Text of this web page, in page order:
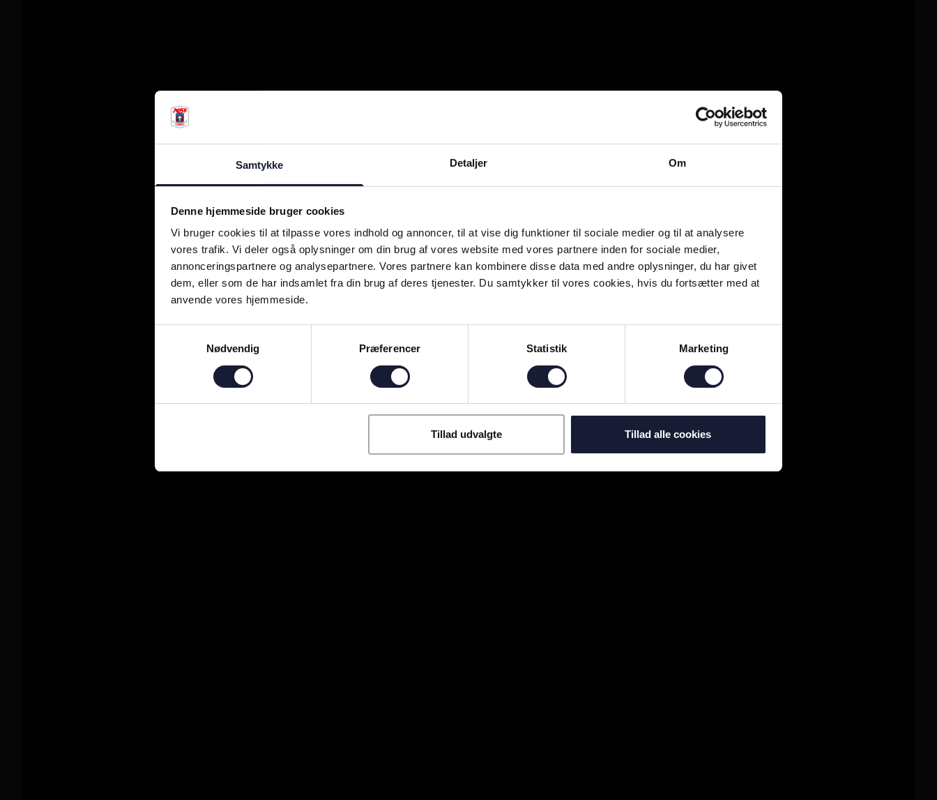
Samtykke Detaljer Om
Denne hjemmeside bruger cookies
Vi bruger cookies til at tilpasse vores indhold og annoncer, til at vise dig funktioner til sociale medier og til at analysere
vores trafik. Vi deler også oplysninger om din brug af vores website med vores partnere inden for sociale medier,
annonceringspartnere og analysepartnere. Vores partnere kan kombinere disse data med andre oplysninger, du har givet
dem, eller som de har indsamlet fra din brug af deres tjenester. Du samtykker til vores cookies, hvis du fortsætter med at
anvende vores hjemmeside.
Nødvendig
Præferencer Statistik Marketing
Tillad udvalgte Tillad alle cookies